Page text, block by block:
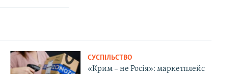
СУСПІЛЬСТВО
«Крим – не Росія»: маркетплейс